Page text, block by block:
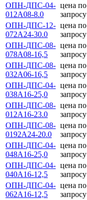
ОПН-ДПС-04-
012А08-8.0
цена по
запросу
ОПН-ДПС-12-
072А24-30.0
цена по
запросу
ОПН-ДПС-08-
078А08-16,5
цена по
запросу
ОПН-ДПС-08-
032А06-16,5
цена по
запросу
ОПН-ДПС-04-
038А16-25,0
цена по
запросу
ОПН-ДПС-08-
012А16-23.0
цена по
запросу
ОПН-ДПС-08-
0192А24-20.0
цена по
запросу
ОПН-ДПС-04-
048А16-25,0
цена по
запросу
ОПН-ДПС-04-
040А16-12,5
цена по
запросу
ОПН-ДПС-04-
062А16-12,5
цена по
запросу